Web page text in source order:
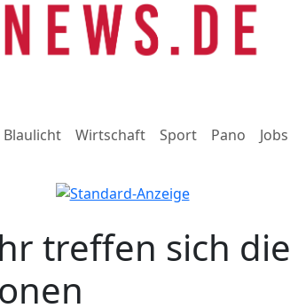
Blaulicht Wirtschaft Sport Pano Jobs
treffen sich die